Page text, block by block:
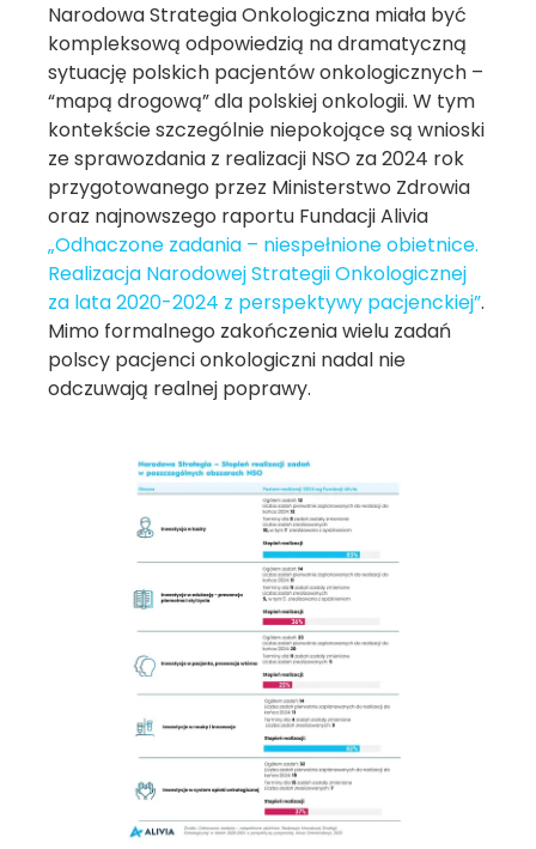
Narodowa Strategia Onkologiczna miała być
kompleksową odpowiedzią na dramatyczną
sytuację polskich pacjentów onkologicznych –
“mapą drogową” dla polskiej onkologii. W tym
kontekście szczególnie niepokojące są wnioski
ze sprawozdania z realizacji NSO za 2024 rok
przygotowanego przez Ministerstwo Zdrowia
oraz najnowszego raportu Fundacji Alivia
„Odhaczone zadania – niespełnione obietnice.
Realizacja Narodowej Strategii Onkologicznej
za lata 2020-2024 z perspektywy pacjenckiej”.
Mimo formalnego zakończenia wielu zadań
polscy pacjenci onkologiczni nadal nie
odczuwają realnej poprawy.